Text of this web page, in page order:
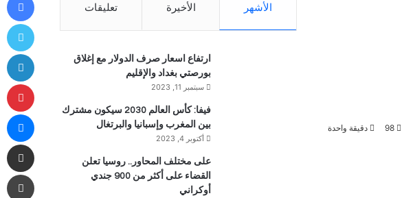
98 دقيقة واحدة
الأشهر الأخيرة تعليقات
ارتفاع اسعار صرف الدولار مع إغلاق
بورصتي بغداد والإقليم
سبتمبر 11, 2023
فيفا: كأس العالم 2030 سيكون مشترك
بين المغرب وإسبانيا والبرتغال
أكتوبر 4, 2023
على مختلف المحاور.. روسيا تعلن
القضاء على أكثر من 900 جندي
أوكراني